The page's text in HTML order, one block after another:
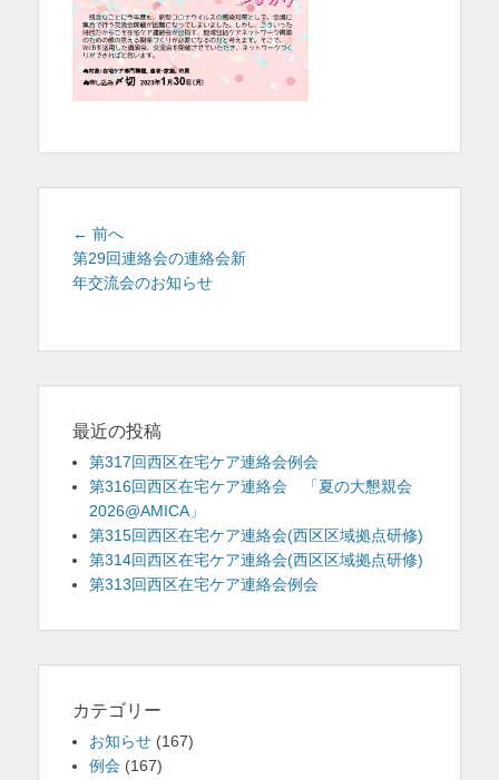
投
稿
ナ
シ
ョ
ン
← 前へ
の
投
第29回連絡会の連絡会新
年交流会のお知らせ
最近の投稿
第317回西区在宅ケア連絡会例会
第316回西区在宅ケア連絡会 「夏の大懇親会
2026@AMICA」
第315回西区在宅ケア連絡会(西区区域拠点研修)
第314回西区在宅ケア連絡会(西区区域拠点研修)
第313回西区在宅ケア連絡会例会
カテゴリー
お知らせ (167)
例会 (167)